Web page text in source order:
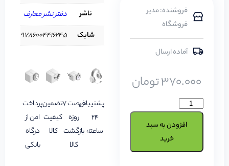
فروشنده: مدیر
فروشگاه
آماده ارسال
370.000تومان
افزودن به سبد
خرید
ناشر
دفتر نشر معارف
شابک
9786004416245
پشتیبانی
24
ساعته
فرصت 7
روزه
بازگشت
کالا
تضمین
کیفیت
کالا
پرداخت
امن از
درگاه
بانکی